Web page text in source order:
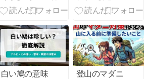
イント
手順
白い鳩の意味
登山のマダニ